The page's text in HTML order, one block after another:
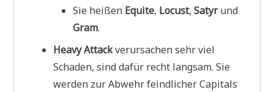
Sie heißen Equite, Locust,Satyrund
Gram.
Heavy Attackverursachen sehr viel
Schaden, sind dafür recht langsam. Sie
werden zur Abwehr feindlicher Capitals